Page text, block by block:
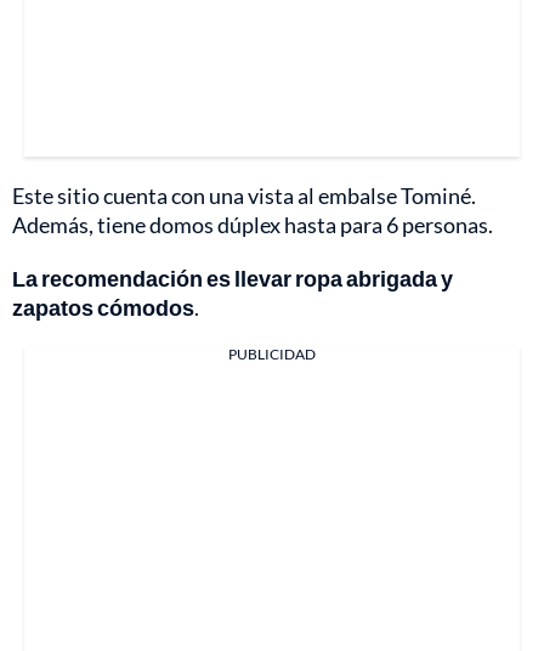
Este sitio cuenta con una vista al embalse Tominé.
Además, tiene domos dúplex hasta para 6 personas.
La recomendación es llevar ropa abrigada y
zapatos cómodos.
PUBLICIDAD